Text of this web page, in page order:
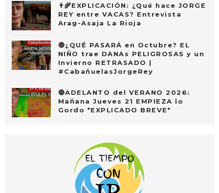
👨‍🌾EXPLICACIÓN: ¿Qué hace JORGE
REY entre VACAS? Entrevista
Arag-Asaja La Rioja
🔴¿QUÉ PASARÁ en Octubre? EL
NIÑO trae DANAs PELIGROSAS y un
Invierno RETRASADO |
#CabañuelasJorgeRey
🔴ADELANTO del VERANO 2026:
Mañana Jueves 21 EMPIEZA lo
Gordo *EXPLICADO BREVE*